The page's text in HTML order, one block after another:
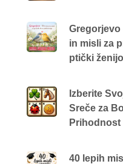
Gregorjevo
in misli za
ptički ženijo
Izberite
Sreče za
Prihodnost
40 lepih